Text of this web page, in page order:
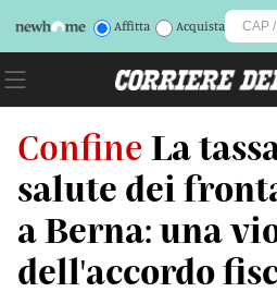
Affitta Acquista
Confine La
salute dei
a Berna: una
dell'accordo